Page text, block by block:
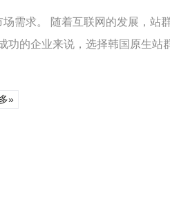
需求。 随着互联网的发展，站
的企业来说，选择韩国原生站
»